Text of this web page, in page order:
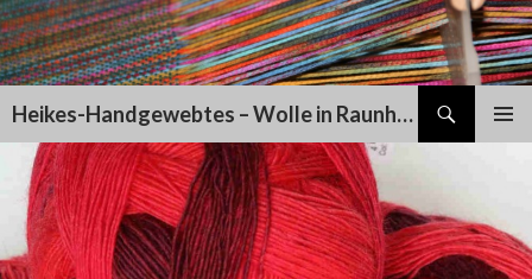
Heikes-Handgewebtes – Wolle in Raunheim
ZUM
INHALT